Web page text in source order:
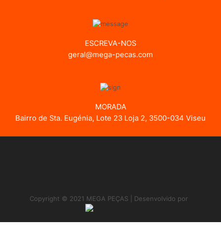
ESCREVA-NOS
geral@mega-pecas.com
MORADA
Bairro de Sta. Eugénia, Lote 23 Loja 2, 3500-034 Viseu
Copyright © 2021 MEGA PEÇAS | Desenvolvido por